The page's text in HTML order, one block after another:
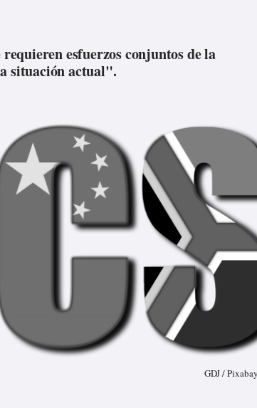
esfuerzos conjuntos de la
situación actual".
GDJ / Pixabay